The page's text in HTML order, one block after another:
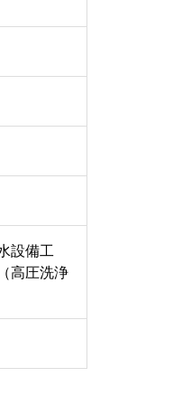
設備工
高圧洗浄